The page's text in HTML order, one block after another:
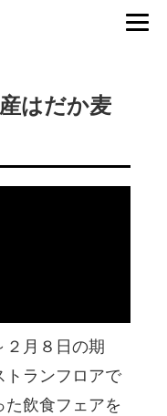
はだか麦
月８日の期
ランフロアで
飲食フェアを